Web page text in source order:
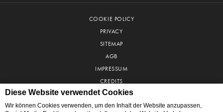
Diese Website verwendet Cookies
Wir können Cookies verwenden, um den Inhalt der Website anzupassen,
COOKIE POLICY
PRIVACY
SITEMAP
AGB
IMPRESSUM
CREDITS
© 2026 PLANHOTEL SA